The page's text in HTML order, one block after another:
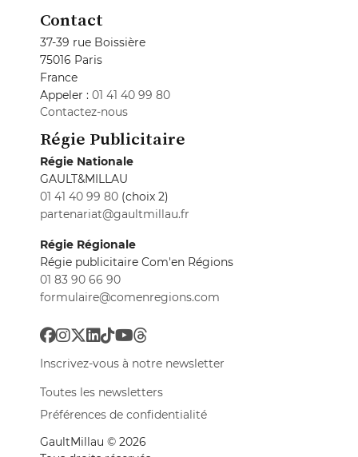
Contact
37-39 rue Boissière
75016 Paris
France
Appeler : 01 41 40 99 80
Contactez-nous
Régie Publicitaire
Régie Nationale
GAULT&MILLAU
01 41 40 99 80 (choix 2)
partenariat@gaultmillau.fr
Régie Régionale
Régie publicitaire Com'en Régions
01 83 90 66 90
formulaire@comenregions.com
Inscrivez-vous à notre newsletter
Toutes les newsletters
Préférences de confidentialité
GaultMillau © 2026